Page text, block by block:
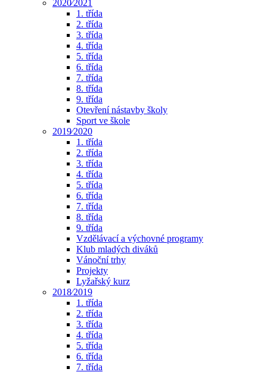
2020⁄2021
1. třída
2. třída
3. třída
4. třída
5. třída
6. třída
7. třída
8. třída
9. třída
Otevření nástavby školy
Sport ve škole
2019⁄2020
1. třída
2. třída
3. třída
4. třída
5. třída
6. třída
7. třída
8. třída
9. třída
Vzdělávací a výchovné programy
Klub mladých diváků
Vánoční trhy
Projekty
Lyžařský kurz
2018⁄2019
1. třída
2. třída
3. třída
4. třída
5. třída
6. třída
7. třída